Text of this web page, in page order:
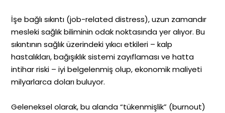
İşe bağlı sıkıntı (job-related distress), uzun zamandır
mesleki sağlık biliminin odak noktasında yer alıyor. Bu
sıkıntının sağlık üzerindeki yıkıcı etkileri – kalp
hastalıkları, bağışıklık sistemi zayıflaması ve hatta
intihar riski – iyi belgelenmiş olup, ekonomik maliyeti
milyarlarca doları buluyor.
Geleneksel olarak, bu alanda “tükenmişlik” (burnout)